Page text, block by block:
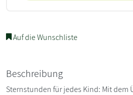
Auf die Wunschliste
Beschreibung
Sternstunden für jedes Kind: Mit dem